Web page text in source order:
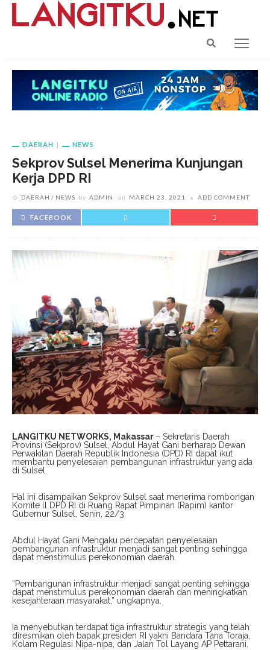
DAERAH NEWS
Sekprov Sulsel Menerima Kunjungan
Kerja DPD RI
DAERAH NEWS by ADMIN on MARCH 23, 2021 ADD COMMENT
FACEBOOK
LANGITKU NETWORKS, Makassar – Sekretaris Daerah
Provinsi (Sekprov) Sulsel, Abdul Hayat Gani berharap Dewan
Perwakilan Daerah Republik Indonesia (DPD) RI dapat ikut
membantu penyelesaian pembangunan infrastruktur yang ada
di Sulsel.
Hal ini disampaikan Sekprov Sulsel saat menerima rombongan
Komite ll DPD RI di Ruang Rapat Pimpinan (Rapim) kantor
Gubernur Sulsel, Senin, 22/3.
Abdul Hayat Gani Mengaku percepatan penyelesaian
pembangunan infrastruktur menjadi sangat penting sehingga
dapat menstimulus perekonomian daerah.
“Pembangunan infrastruktur menjadi sangat penting sehingga
dapat menstimulus perekonomian daerah dan meningkatkan
kesejahteraan masyarakat,” ungkapnya.
Ia menyebutkan terdapat tiga infrastruktur strategis yang telah
diresmikan oleh bapak presiden RI yakni Bandara Tana Toraja,
Kolam Regulasi Nipa-nipa, dan Jalan Tol Layang AP Pettarani.